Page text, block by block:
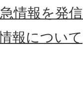
情報を発
報について